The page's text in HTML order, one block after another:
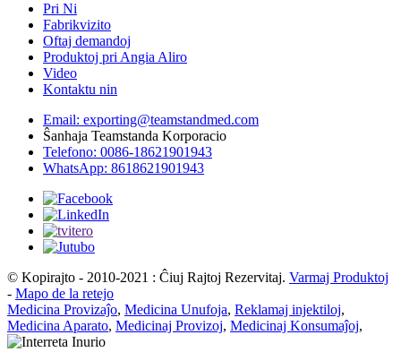
Pri Ni
Fabrikvizito
Oftaj demandoj
Produktoj pri Angia Aliro
Video
Kontaktu nin
Email: exporting@teamstandmed.com
Ŝanhaja Teamstanda Korporacio
Telefono: 0086-18621901943
WhatsApp: 8618621901943
© Kopirajto - 2010-2021 : Ĉiuj Rajtoj Rezervitaj. Varmaj Produktoj
- Mapo de la retejo
Medicina Provizaĵo, Medicina Unufoja, Reklamaj injektiloj,
Medicina Aparato, Medicinaj Provizoj, Medicinaj Konsumaĵoj,